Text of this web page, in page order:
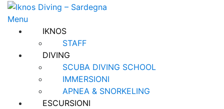
Passa
contenuto
Menu
IKNOS
STAFF
DIVING
SCUBA DIVING SCHOOL
IMMERSIONI
APNEA & SNORKELING
ESCURSIONI